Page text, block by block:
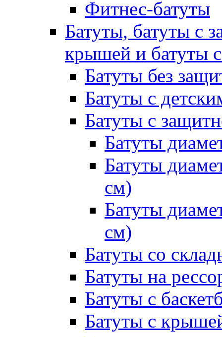
Фитнес-батуты
Батуты, батуты с
крышей и батуты
Батуты без
Батуты с
Батуты с
Батуты
Батуты
см)
Батуты
см)
Батуты со
Батуты на
Батуты с
Батуты с